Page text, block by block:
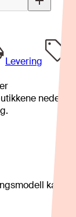
Levering
kan